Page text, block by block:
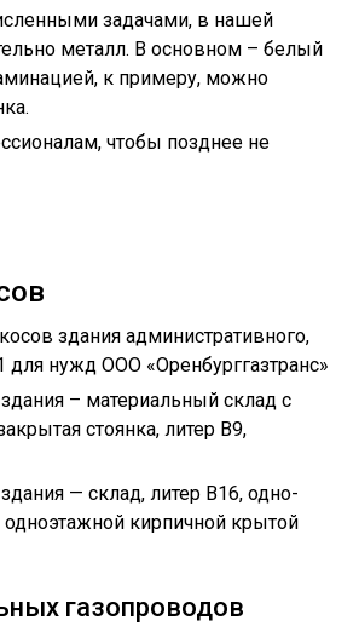
задачами, в нашей
металл. В основном – белый
к примеру, можно
чтобы позднее не
здания административного,
для нужд ООО «Оренбурггазтранс»
– материальный склад с
стоянка, литер В9,
— склад, литер В16, одно-
кирпичной крытой
газопроводов